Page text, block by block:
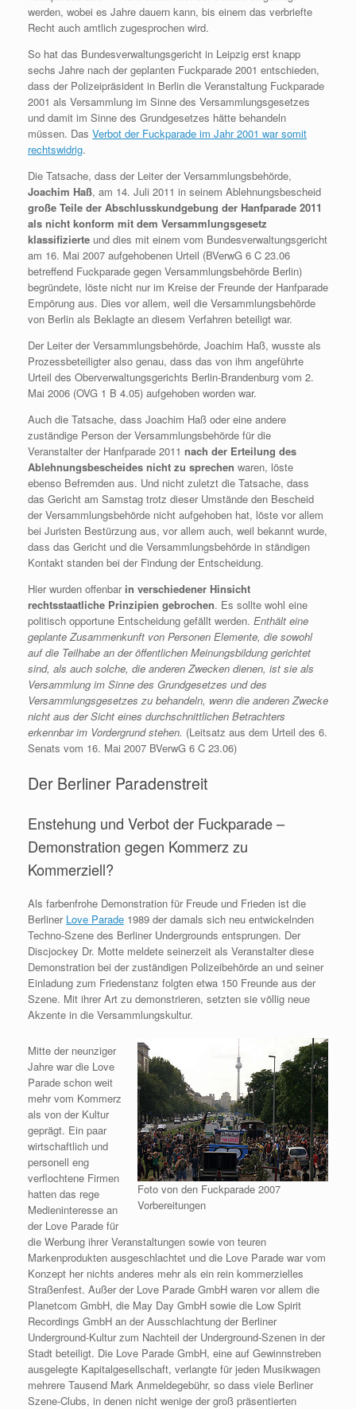
werden, wobei es Jahre dauern kann, bis einem das verbriefte
Recht auch amtlich zugesprochen wird.
So hat das Bundesverwaltungsgericht in Leipzig erst knapp
sechs Jahre nach der geplanten Fuckparade 2001 entschieden,
dass der Polizeipräsident in Berlin die Veranstaltung Fuckparade
2001 als Versammlung im Sinne des Versammlungsgesetzes
und damit im Sinne des Grundgesetzes hätte behandeln
müssen. Das Verbot der Fuckparade im Jahr 2001 war somit
rechtswidrig.
Die Tatsache, dass der Leiter der Versammlungsbehörde,
Joachim Haß, am 14. Juli 2011 in seinem Ablehnungsbescheid
große Teile der Abschlusskundgebung der Hanfparade 2011
als nicht konform mit dem Versammlungsgesetz
klassifizierte und dies mit einem vom Bundesverwaltungsgericht
am 16. Mai 2007 aufgehobenen Urteil (BVerwG 6 C 23.06
betreffend Fuckparade gegen Versammlungsbehörde Berlin)
begründete, löste nicht nur im Kreise der Freunde der Hanfparade
Empörung aus. Dies vor allem, weil die Versammlungsbehörde
von Berlin als Beklagte an diesem Verfahren beteiligt war.
Der Leiter der Versammlungsbehörde, Joachim Haß, wusste als
Prozessbeteiligter also genau, dass das von ihm angeführte
Urteil des Oberverwaltungsgerichts Berlin-Brandenburg vom 2.
Mai 2006 (OVG 1 B 4.05) aufgehoben worden war.
Auch die Tatsache, dass Joachim Haß oder eine andere
zuständige Person der Versammlungsbehörde für die
Veranstalter der Hanfparade 2011 nach der Erteilung des
Ablehnungsbescheides nicht zu sprechen waren, löste
ebenso Befremden aus. Und nicht zuletzt die Tatsache, dass
das Gericht am Samstag trotz dieser Umstände den Bescheid
der Versammlungsbehörde nicht aufgehoben hat, löste vor allem
bei Juristen Bestürzung aus, vor allem auch, weil bekannt wurde,
dass das Gericht und die Versammlungsbehörde in ständigen
Kontakt standen bei der Findung der Entscheidung.
Hier wurden offenbar in verschiedener Hinsicht
rechtsstaatliche Prinzipien gebrochen. Es sollte wohl eine
politisch opportune Entscheidung gefällt werden. Enthält eine
geplante Zusammenkunft von Personen Elemente, die sowohl
auf die Teilhabe an der öffentlichen Meinungsbildung gerichtet
sind, als auch solche, die anderen Zwecken dienen, ist sie als
Versammlung im Sinne des Grundgesetzes und des
Versammlungsgesetzes zu behandeln, wenn die anderen Zwecke
nicht aus der Sicht eines durchschnittlichen Betrachters
erkennbar im Vordergrund stehen. (Leitsatz aus dem Urteil des 6.
Senats vom 16. Mai 2007 BVerwG 6 C 23.06)
Der Berliner Paradenstreit
Enstehung und Verbot der Fuckparade –
Demonstration gegen Kommerz zu
Kommerziell?
Als farbenfrohe Demonstration für Freude und Frieden ist die
Berliner Love Parade 1989 der damals sich neu entwickelnden
Techno-Szene des Berliner Undergrounds entsprungen. Der
Discjockey Dr. Motte meldete seinerzeit als Veranstalter diese
Demonstration bei der zuständigen Polizeibehörde an und seiner
Einladung zum Friedenstanz folgten etwa 150 Freunde aus der
Szene. Mit ihrer Art zu demonstrieren, setzten sie völlig neue
Akzente in die Versammlungskultur.
Foto von den Fuckparade 2007
Vorbereitungen
Mitte der neunziger
Jahre war die Love
Parade schon weit
mehr vom Kommerz
als von der Kultur
geprägt. Ein paar
wirtschaftlich und
personell eng
verflochtene Firmen
hatten das rege
Medieninteresse an
der Love Parade für
die Werbung ihrer Veranstaltungen sowie von teuren
Markenprodukten ausgeschlachtet und die Love Parade war vom
Konzept her nichts anderes mehr als ein rein kommerzielles
Straßenfest. Außer der Love Parade GmbH waren vor allem die
Planetcom GmbH, die May Day GmbH sowie die Low Spirit
Recordings GmbH an der Ausschlachtung der Berliner
Underground-Kultur zum Nachteil der Underground-Szenen in der
Stadt beteiligt. Die Love Parade GmbH, eine auf Gewinnstreben
ausgelegte Kapitalgesellschaft, verlangte für jeden Musikwagen
mehrere Tausend Mark Anmeldegebühr, so dass viele Berliner
Szene-Clubs, in denen nicht wenige der groß präsentierten